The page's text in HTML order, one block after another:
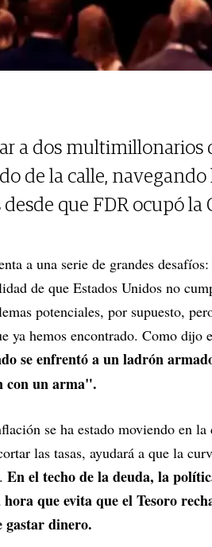
a dos multimillonarios
de la calle,
que FDR ocupó la
a una serie de grandes
de que Estados Unidos no
potenciales, por supuesto,
ya hemos encontrado. Como dijo
se enfrentó a un ladrón
con un arma".
se ha estado moviendo en
las tasas, ayudará a que la
En el techo de la deuda, la
que evita que el Tesoro
gastar dinero.